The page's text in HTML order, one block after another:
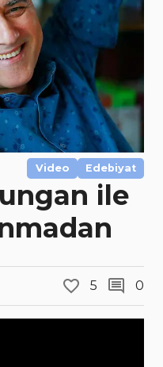
Video Edebiyat
ile
5 0